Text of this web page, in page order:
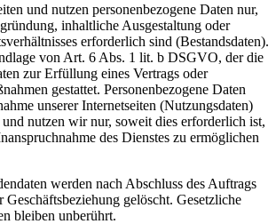
und nutzen personenbezogene Daten nur,
inhaltliche Ausgestaltung oder
erforderlich sind (Bestandsdaten).
von Art. 6 Abs. 1 lit. b DSGVO, der die
zur Erfüllung eines Vertrags oder
gestattet. Personenbezogene Daten
unserer Internetseiten (Nutzungsdaten)
und nutzen wir nur, soweit dies erforderlich ist,
des Dienstes zu ermöglichen
werden nach Abschluss des Auftrags
Geschäftsbeziehung gelöscht. Gesetzliche
bleiben unberührt.